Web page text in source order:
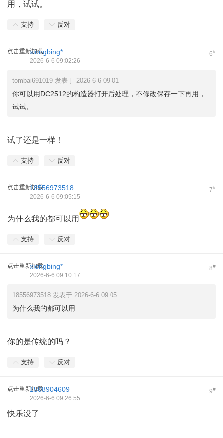
用，试试。
支持 反对
点击重新加载 6#
xiongbing*
2026-6-6 09:02:26
tombai691019 发表于 2026-6-6 09:01
你可以用DC2512的构造器打开后处理，不修改保存一下再用，
试试。
试了还是一样！
支持 反对
点击重新加载 7#
18556973518
2026-6-6 09:05:15
为什么我的都可以用
支持 反对
点击重新加载 8#
xiongbing*
2026-6-6 09:10:17
18556973518 发表于 2026-6-6 09:05
为什么我的都可以用
你的是传统的吗？
支持 反对
点击重新加载 9#
1508904609
2026-6-6 09:26:55
快乐没了